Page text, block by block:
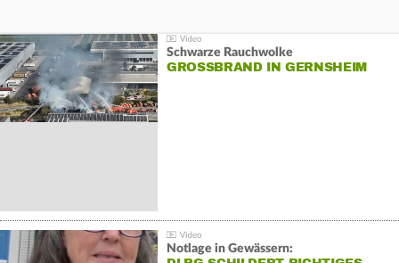
Schwarze Rauchwolke
GROSSBRAND IN GERNSHEIM
Notlage in Gewässern: